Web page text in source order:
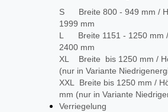
S Breite 800 - 949 mm /
1999 mm
L Breite 1151 - 1250 mm /
2400 mm
XL Breite bis 1250 mm /
(nur in Variante
XXL Breite bis 1250 mm /
mm (nur in Variante
Verriegelung